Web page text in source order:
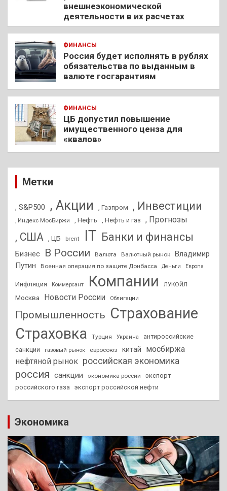
внешнеэкономической
деятельности в их расчетах
ФИНАНСЫ
Россия будет исполнять в рублях
обязательства по выданным в
валюте госгарантиям
ФИНАНСЫ
ЦБ допустил повышение
имущественного ценза для
«квалов»
Метки
, S&P500 , Акции , Газпром , Инвестиции
, Индекс МосБиржи , Нефть , Нефть и газ , Прогнозы
, США , ЦБ brent IT Банки и финансы
Бизнес В России Валюта Валютный рынок
Владимир
Путин
Военная операция по защите Донбасса Деньги Европа
Инфляция Коммерсант Компании ЛУКОЙЛ
Москва Новости России Облигации
Промышленность Страхование
Страховка
Турция Украина
антироссийские
санкции
газовый рынок евросоюз китай
мосбиржа
нефтяной рынок российская экономика
россия санкции экономика россии
экспорт
российского газа
экспорт российской нефти
Экономика